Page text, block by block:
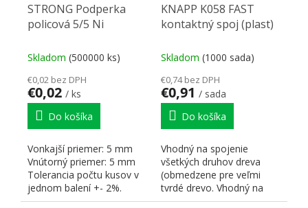
STRONG Podperka
policová 5/5 Ni
Skladom (500000 ks)
€0,02 bez DPH
€0,02 / ks
Do košíka
Vonkajší priemer: 5 mm
Vnútorný priemer: 5 mm
Tolerancia počtu kusov v
jednom balení +- 2%.
KNAPP K058 FAST
kontaktný spoj (plast)
Skladom (1000 sada)
€0,74 bez DPH
€0,91 / sada
Do košíka
Vhodný na spojenie
všetkých druhov dreva
(obmedzene pre veľmi
tvrdé drevo. Vhodný na
montáž, kde je